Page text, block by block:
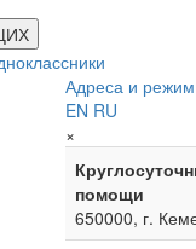
Адреса и
EN RU
×
помощи
650000, г.